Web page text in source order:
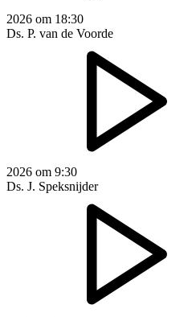
2026 om 18:30
Ds. P. van de Voorde
2026 om 9:30
Ds. J. Speksnijder